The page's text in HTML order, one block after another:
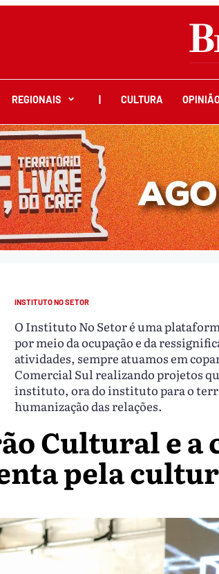
REGIONAIS CULTURA
INSTITUTO NO SETOR
O Instituto No Setor é uma
por meio da ocupação e da
atividades, sempre atuamos em
Comercial Sul realizando projetos
instituto, ora do instituto para o
humanização das relações.
Cultural e a
pela